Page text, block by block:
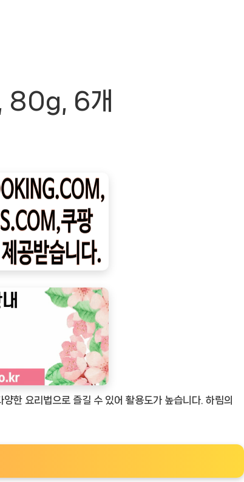
, 80g, 6개
한 요리법으로 즐길 수 있어 활용도가 높습니다. 하림의